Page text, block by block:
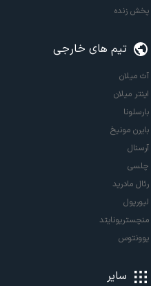
پخش زنده
تیم های خارجی
آث میلان
اینتر میلان
بارسلونا
بایرن مونیخ
آرسنال
چلسی
رئال مادرید
لیورپول
منچستریونایتد
یوونتوس
سایر